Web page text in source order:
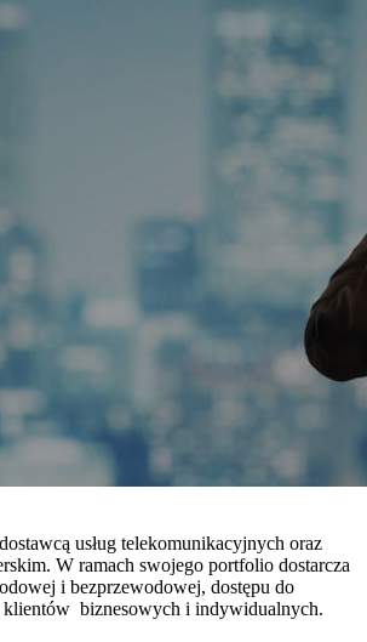
usług telekomunikacyjnych oraz
W ramach swojego portfolio dostarcza
i bezprzewodowej, dostępu do
klientów biznesowych i indywidualnych.